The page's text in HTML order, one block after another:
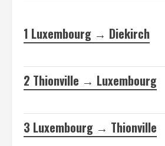
1 Luxembourg → Diekirch
2 Thionville → Luxembourg
3 Luxembourg → Thionville